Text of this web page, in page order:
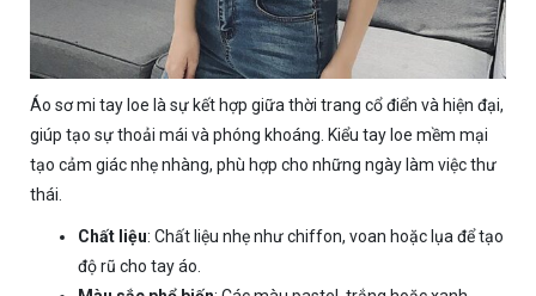
Áo sơ mi tay loe là sự kết hợp giữa thời trang cổ điển và hiện đại,
giúp tạo sự thoải mái và phóng khoáng. Kiểu tay loe mềm mại
tạo cảm giác nhẹ nhàng, phù hợp cho những ngày làm việc thư
thái.
Chất liệu: Chất liệu nhẹ như chiffon, voan hoặc lụa để tạo
độ rũ cho tay áo.